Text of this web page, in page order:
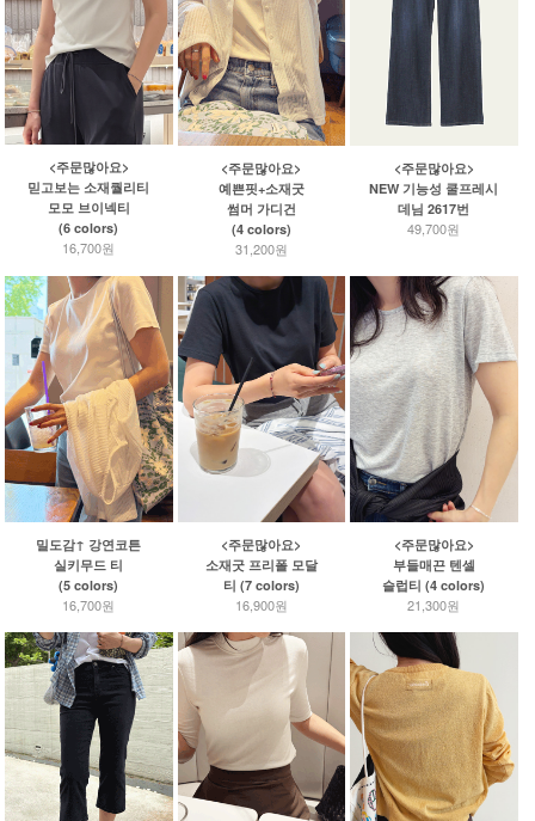
<주문많아요>
믿고보는 소재퀄리티
모모 브이넥티
(6 colors)
16,700원
<주문많아요>
예쁜핏+소재굿
썸머 가디건
(4 colors)
31,200원
<주문많아요>
NEW 기능성 쿨프레시
데님 2617번
49,700원
밀도감↑ 강연코튼
실키무드 티
(5 colors)
16,700원
<주문많아요>
소재굿 프리폴 모달
티 (7 colors)
16,900원
<주문많아요>
부들매끈 텐셀
슬럽티 (4 colors)
21,300원